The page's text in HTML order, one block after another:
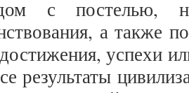
с постелью,
а также
успехи
результаты